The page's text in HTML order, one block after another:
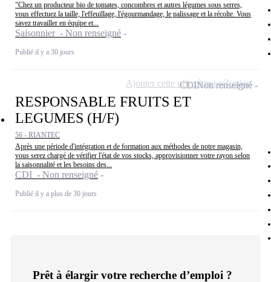
"Chez un producteur bio de tomates, concombres et autres légumes sous serres,
vous effectuez la taille, l'effeuillage, l'égourmandage, le palissage et la récolte. Vous
savez travailler en équipe et...
Saisonnier - Non renseigné
Publié il y a 30 jours
RESPONSABLE FRUITS ET
LEGUMES (H/F)
56 - RIANTEC
Après une période d'intégration et de formation aux méthodes de notre magasin,
vous serez chargé de vérifier l'état de vos stocks, approvisionner votre rayon selon
la saisonnalité et les besoins des...
CDI - Non renseigné
Publié il y a plus de 30 jours
CDINon renseigné
Ajouter cette offre à ma sélection
Prêt à élargir votre recherche d’emploi ?